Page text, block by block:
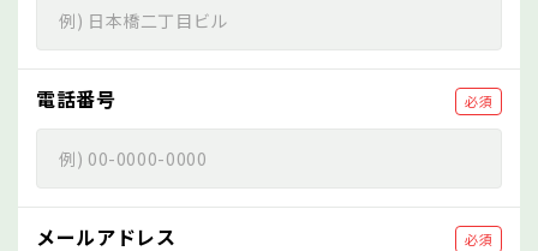
電話番号 必須
メールアドレス 必須